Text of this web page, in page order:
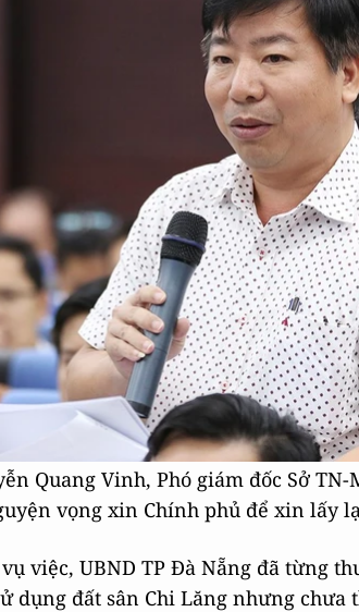
Quang Vinh, Phó giám đốc Sở
vọng xin Chính phủ để xin lấy
việc, UBND TP Đà Nẵng đã từng
dụng đất sân Chi Lăng nhưng chưa